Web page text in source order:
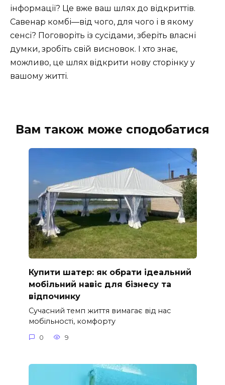
інформації? Це вже ваш шлях до відкриттів.
Савенар комбі—від чого, для чого і в якому
сенсі? Поговоріть із сусідами, зберіть власні
думки, зробіть свій висновок. І хто знає,
можливо, це шлях відкрити нову сторінку у
вашому житті.
Вам також може сподобатися
Купити шатер: як обрати ідеальний
мобільний навіс для бізнесу та
відпочинку
Сучасний темп життя вимагає від нас
мобільності, комфорту
0 9